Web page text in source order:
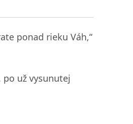
ponad rieku Váh,“
už vysunutej